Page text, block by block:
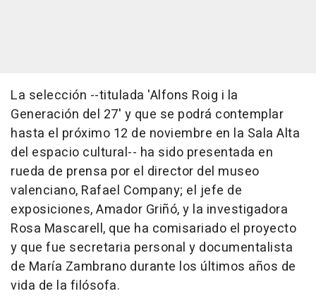
La selección --titulada 'Alfons Roig i la
Generación del 27' y que se podrá contemplar
hasta el próximo 12 de noviembre en la Sala Alta
del espacio cultural-- ha sido presentada en
rueda de prensa por el director del museo
valenciano, Rafael Company; el jefe de
exposiciones, Amador Griñó, y la investigadora
Rosa Mascarell, que ha comisariado el proyecto
y que fue secretaria personal y documentalista
de María Zambrano durante los últimos años de
vida de la filósofa.